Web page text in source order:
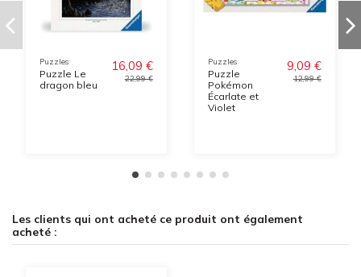
Puzzles
Puzzle Le
dragon bleu
16,09 €
22,99 €
Puzzles
Puzzle
Pokémon
Écarlate et
Violet
9,09 €
12,99 €
Les clients qui ont acheté ce produit ont également
acheté :